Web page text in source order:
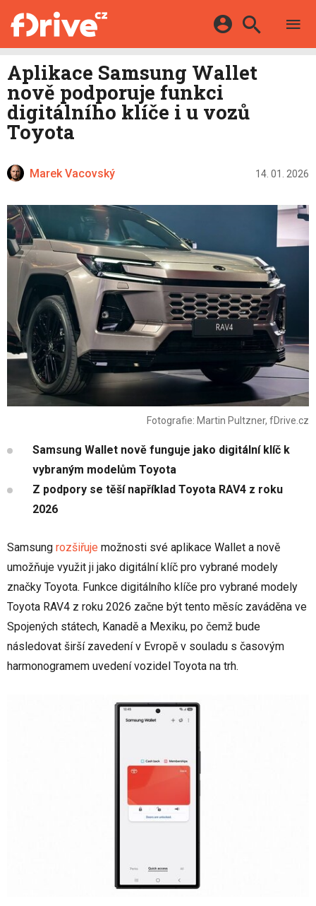
KATALOG
MAPA STANIC
VIDEA
HYBRIDY
E-MOTORSPORT
OSTATNÍ
SERIÁLY
Facebook Google
Twitter
Aplikace Samsung Wallet
nově podporuje funkci
digitálního klíče i u vozů
Toyota
Marek Vacovský 14. 01. 2026
Fotografie: Martin Pultzner, fDrive.cz
Samsung Wallet nově funguje jako digitální klíč k
vybraným modelům Toyota
Z podpory se těší například Toyota RAV4 z roku
2026
Samsung rozšiřuje možnosti své aplikace Wallet a nově
umožňuje využit ji jako digitální klíč pro vybrané modely
značky Toyota. Funkce digitálního klíče pro vybrané modely
Toyota RAV4 z roku 2026 začne být tento měsíc zaváděna ve
Spojených státech, Kanadě a Mexiku, po čemž bude
následovat širší zavedení v Evropě v souladu s časovým
harmonogramem uvedení vozidel Toyota na trh.